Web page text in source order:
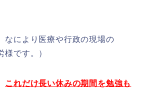
なにより医療や行政の現場の
様です。）
これだけ長い休みの期間を勉強も